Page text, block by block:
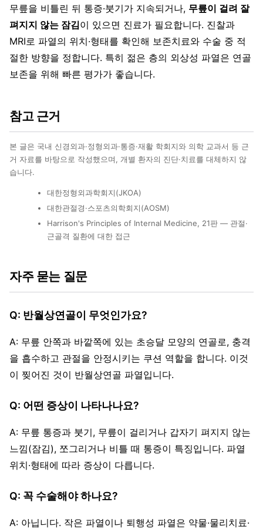
무릎을 비틀린 뒤 통증·붓기가 지속되거나, 무릎이 걸려 잘
펴지지 않는 잠김이 있으면 진료가 필요합니다. 진찰과
MRI로 파열의 위치·형태를 확인해 보존치료와 수술 중 적
절한 방향을 정합니다. 특히 젊은 층의 외상성 파열은 연골
보존을 위해 빠른 평가가 좋습니다.
참고 근거
본 글은 국내 신경외과·정형외과·통증·재활 학회지와 의학 교과서 등 근
거 자료를 바탕으로 작성했으며, 개별 환자의 진단·치료를 대체하지 않
습니다.
대한정형외과학회지(JKOA)
대한관절경·스포츠의학회지(AOSM)
Harrison's Principles of Internal Medicine, 21판 — 관절·
근골격 질환에 대한 접근
자주 묻는 질문
Q: 반월상연골이 무엇인가요?
A: 무릎 안쪽과 바깥쪽에 있는 초승달 모양의 연골로, 충격
을 흡수하고 관절을 안정시키는 쿠션 역할을 합니다. 이것
이 찢어진 것이 반월상연골 파열입니다.
Q: 어떤 증상이 나타나나요?
A: 무릎 통증과 붓기, 무릎이 걸리거나 갑자기 펴지지 않는
느낌(잠김), 쪼그리거나 비틀 때 통증이 특징입니다. 파열
위치·형태에 따라 증상이 다릅니다.
Q: 꼭 수술해야 하나요?
A: 아닙니다. 작은 파열이나 퇴행성 파열은 약물·물리치료·